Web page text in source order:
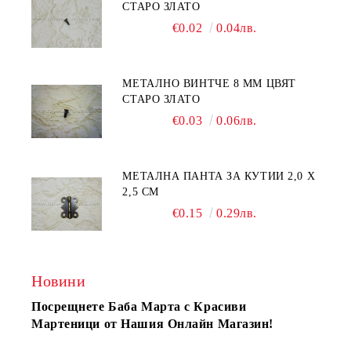
СТАРО ЗЛАТО
€0.02 0.04лв.
МЕТАЛНО ВИНТЧЕ 8 ММ ЦВЯТ
СТАРО ЗЛАТО
€0.03 0.06лв.
МЕТАЛНА ПАНТА ЗА КУТИИ 2,0 Х
2,5 СМ
€0.15 0.29лв.
Новини
Посрещнете Баба Марта с Красиви
Мартеници от Нашия Онлайн Магазин!